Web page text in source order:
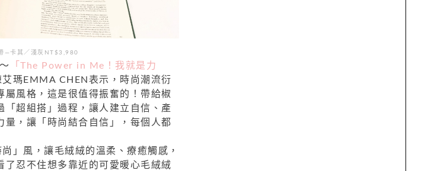
—卡其／淺灰NT$3,980
「The Power in Me！我就是力
艾瑪EMMA CHEN表示，時尚潮流衍
風格，這是很值得振奮的！ 帶給椒
超組搭」過程，讓人建立自信、產
，讓「時尚結合自信」，每個人都
」風，讓毛絨絨的溫柔、療癒觸感，
忍不住想多靠近的可愛暖心毛絨絨